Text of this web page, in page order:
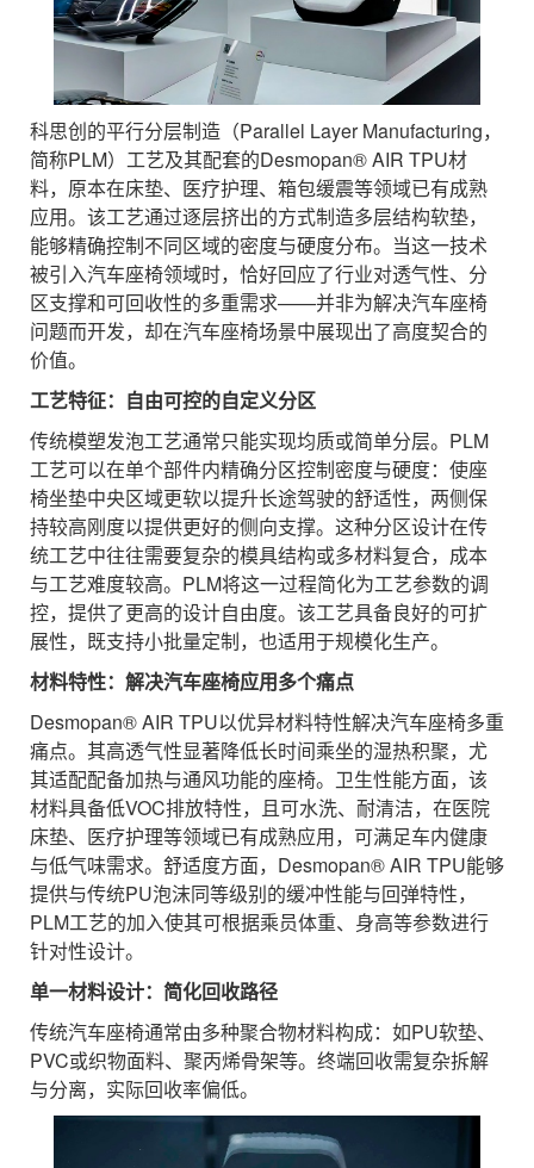
科思创的平行分层制造（Parallel Layer Manufacturing，
简称PLM）工艺及其配套的Desmopan® AIR TPU材
料，原本在床垫、医疗护理、箱包缓震等领域已有成熟
应用。该工艺通过逐层挤出的方式制造多层结构软垫，
能够精确控制不同区域的密度与硬度分布。当这一技术
被引入汽车座椅领域时，恰好回应了行业对透气性、分
区支撑和可回收性的多重需求——并非为解决汽车座椅
问题而开发，却在汽车座椅场景中展现出了高度契合的
价值。
工艺特征： 自由可控的自定义分区
传统模塑发泡工艺通常只能实现均质或简单分层。PLM
工艺可以在单个部件内精确分区控制密度与硬度：使座
椅坐垫中央区域更软以提升长途驾驶的舒适性，两侧保
持较高刚度以提供更好的侧向支撑。这种分区设计在传
统工艺中往往需要复杂的模具结构或多材料复合，成本
与工艺难度较高。PLM将这一过程简化为工艺参数的调
控，提供了更高的设计自由度。该工艺具备良好的可扩
展性，既支持小批量定制，也适用于规模化生产。
材料特性： 解决汽车座椅应用多个痛点
Desmopan® AIR TPU以优异材料特性解决汽车座椅多重
痛点。其高透气性显著降低长时间乘坐的湿热积聚，尤
其适配配备加热与通风功能的座椅。卫生性能方面，该
材料具备低VOC排放特性，且可水洗、耐清洁，在医院
床垫、医疗护理等领域已有成熟应用，可满足车内健康
与低气味需求。舒适度方面，Desmopan® AIR TPU能够
提供与传统PU泡沫同等级别的缓冲性能与回弹特性，
PLM工艺的加入使其可根据乘员体重、身高等参数进行
针对性设计。
单一材料设计：简化回收路径
传统汽车座椅通常由多种聚合物材料构成：如PU软垫、
PVC或织物面料、聚丙烯骨架等。终端回收需复杂拆解
与分离，实际回收率偏低。